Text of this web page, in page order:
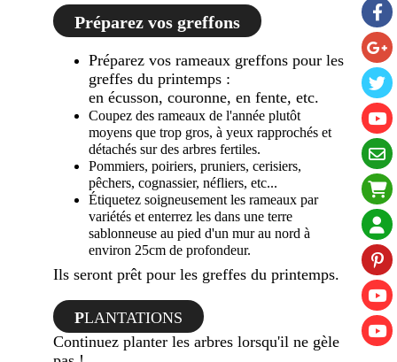
Préparez vos greffons
Préparez vos rameaux greffons pour les
greffes du printemps :
en écusson, couronne, en fente, etc.
Coupez des rameaux de l'année plutôt
moyens que trop gros, à yeux rapprochés et
détachés sur des arbres fertiles.
Pommiers, poiriers, pruniers, cerisiers,
pêchers, cognassier, néfliers, etc...
Étiquetez soigneusement les rameaux par
variétés et enterrez les dans une terre
sablonneuse au pied d'un mur au nord à
environ 25cm de profondeur.
Ils seront prêt pour les greffes du printemps.
PLANTATIONS
Continuez planter les arbres lorsqu'il ne gèle